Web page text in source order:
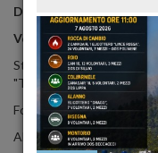
Due vigili del fuoco feriti
Voli cancellati a Firenze,
Stop traghetti per l'Elba,
"Tirrenica" e altre minori.
Forte vento in Toscana e
Allerta alluvione a